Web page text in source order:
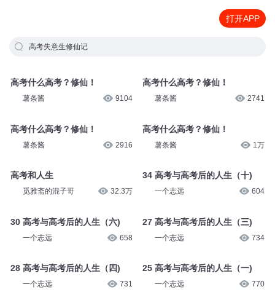
打开APP
高考失意生修仙记
高考什么高考？修仙！
薯条酱 9104
高考什么高考？修仙！
薯条酱 2916
高考和人生
觅雅斋的混子哥 32.3万
30 高考与高考后的人生（六)
一个志远 658
28 高考与高考后的人生（四)
一个志远 731
高考什么高考？修仙！
薯条酱 2741
高考什么高考？修仙！
薯条酱 1万
34 高考与高考后的人生（十)
一个志远 604
27 高考与高考后的人生（三)
一个志远 734
25 高考与高考后的人生（一)
一个志远 770